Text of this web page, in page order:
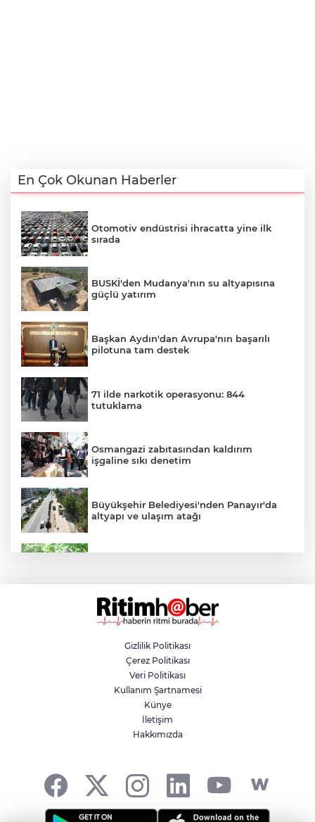
En Çok Okunan Haberler
Otomotiv endüstrisi ihracatta yine ilk
sırada
BUSKİ'den Mudanya'nın su altyapısına
güçlü yatırım
Başkan Aydın'dan Avrupa'nın başarılı
pilotuna tam destek
71 ilde narkotik operasyonu: 844
tutuklama
Osmangazi zabıtasından kaldırım
işgaline sıkı denetim
Büyükşehir Belediyesi'nden Panayır'da
altyapı ve ulaşım atağı
Nilüfer'de yaya ve engelli yolları için
kapsamlı denetim
Yazın en avantajlı alışverişi Özhan
Market'te
Yıldırım'da yaz tatili sporla geçiyor
Gizlilik Politikası
Çerez Politikası
Veri Politikası
Kullanım Şartnamesi
Künye
İletişim
Hakkımızda